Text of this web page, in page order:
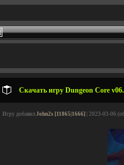
Скачать игру Dungeon Core
Игру добавил John2s [11865|1666] | 2023-03-06